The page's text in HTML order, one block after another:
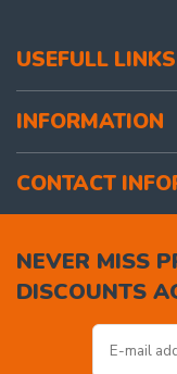
USEFULL LINKS
INFORMATION
CONTACT
NEVER MISS
DISCOUNTS